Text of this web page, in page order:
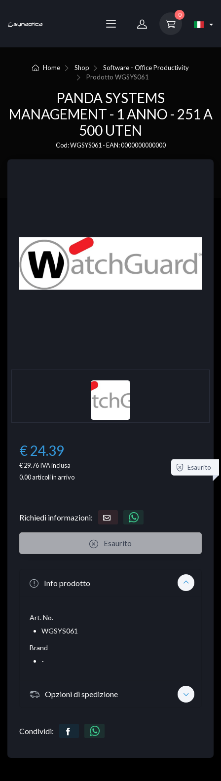
0
Home Shop
Software - Office Productivity
Prodotto WGSYS061
PANDA SYSTEMS
MANAGEMENT - 1 ANNO - 251 A
500 UTEN
Cod: WGSYS061 - EAN: 0000000000000
€ 24.39
€ 29.76IVA inclusa
0.00articoli in arrivo
Esaurito
Richiedi informazioni:
Esaurito
Info prodotto
Art. No.
WGSYS061
Brand
-
Opzioni di spedizione
Condividi: